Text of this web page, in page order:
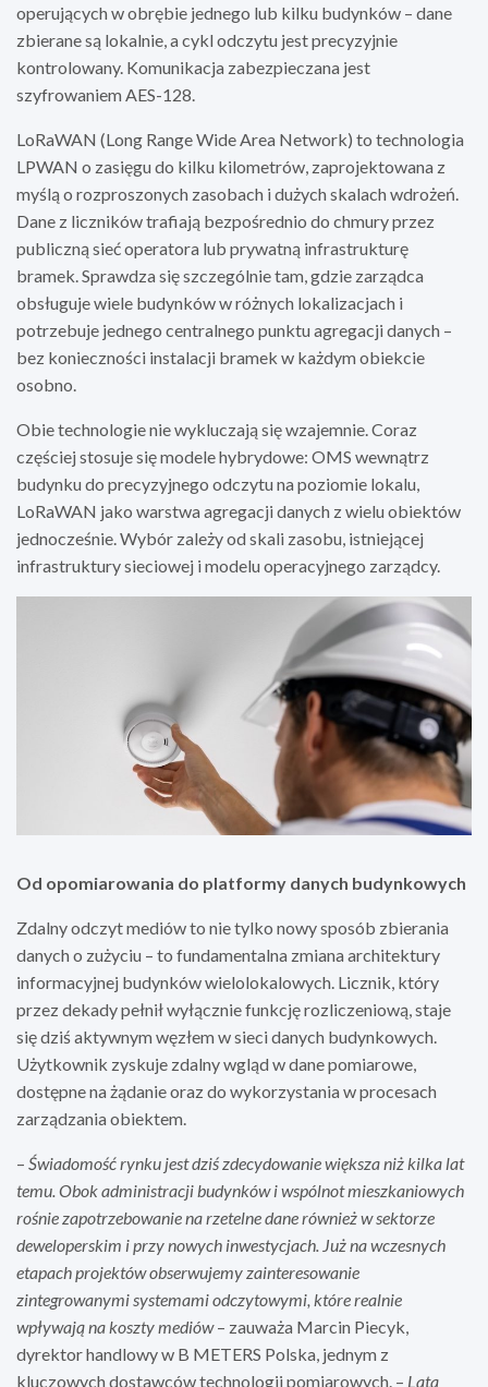
operujących w obrębie jednego lub kilku budynków – dane
zbierane są lokalnie, a cykl odczytu jest precyzyjnie
kontrolowany. Komunikacja zabezpieczana jest
szyfrowaniem AES-128.
LoRaWAN (Long Range Wide Area Network) to technologia
LPWAN o zasięgu do kilku kilometrów, zaprojektowana z
myślą o rozproszonych zasobach i dużych skalach wdrożeń.
Dane z liczników trafiają bezpośrednio do chmury przez
publiczną sieć operatora lub prywatną infrastrukturę
bramek. Sprawdza się szczególnie tam, gdzie zarządca
obsługuje wiele budynków w różnych lokalizacjach i
potrzebuje jednego centralnego punktu agregacji danych –
bez konieczności instalacji bramek w każdym obiekcie
osobno.
Obie technologie nie wykluczają się wzajemnie. Coraz
częściej stosuje się modele hybrydowe: OMS wewnątrz
budynku do precyzyjnego odczytu na poziomie lokalu,
LoRaWAN jako warstwa agregacji danych z wielu obiektów
jednocześnie. Wybór zależy od skali zasobu, istniejącej
infrastruktury sieciowej i modelu operacyjnego zarządcy.
Od opomiarowania do platformy danych budynkowych
Zdalny odczyt mediów to nie tylko nowy sposób zbierania
danych o zużyciu – to fundamentalna zmiana architektury
informacyjnej budynków wielolokalowych. Licznik, który
przez dekady pełnił wyłącznie funkcję rozliczeniową, staje
się dziś aktywnym węzłem w sieci danych budynkowych.
Użytkownik zyskuje zdalny wgląd w dane pomiarowe,
dostępne na żądanie oraz do wykorzystania w procesach
zarządzania obiektem.
– Świadomość rynku jest dziś zdecydowanie większa niż kilka lat
temu. Obok administracji budynków i wspólnot mieszkaniowych
rośnie zapotrzebowanie na rzetelne dane również w sektorze
deweloperskim i przy nowych inwestycjach. Już na wczesnych
etapach projektów obserwujemy zainteresowanie
zintegrowanymi systemami odczytowymi, które realnie
wpływają na koszty mediów– zauważa Marcin Piecyk,
dyrektor handlowy w B METERS Polska, jednym z
kluczowych dostawców technologii pomiarowych. – Lata